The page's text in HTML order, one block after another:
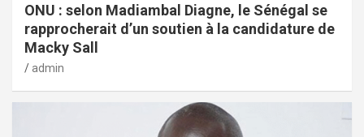
ONU : selon Madiambal Diagne, le Sénégal se
rapprocherait d’un soutien à la candidature de
Macky Sall
admin